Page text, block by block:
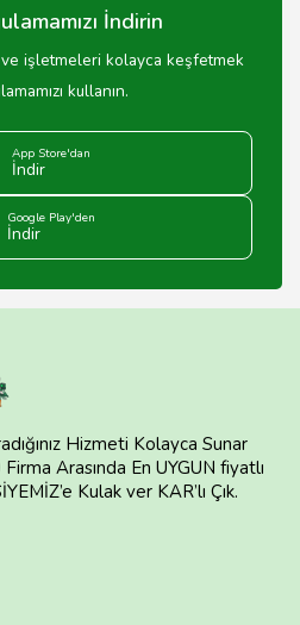
İndirin
işletmeleri kolayca keşfetmek
kullanın.
App Store'dan
İndir
Google Play'den
İndir
Hizmeti Kolayca Sunar
Arasında En UYGUN fiyatlı
Kulak ver KAR’lı Çık.